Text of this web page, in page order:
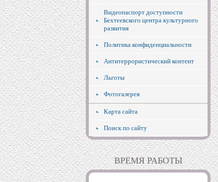
Видеопаспорт доступности
Бехтеевского центра культурного
развития
Политика конфиденциальности
Антитеррористический контент
Льготы
Фотогалерея
Карта сайта
Поиск по сайту
ВРЕМЯ РАБОТЫ